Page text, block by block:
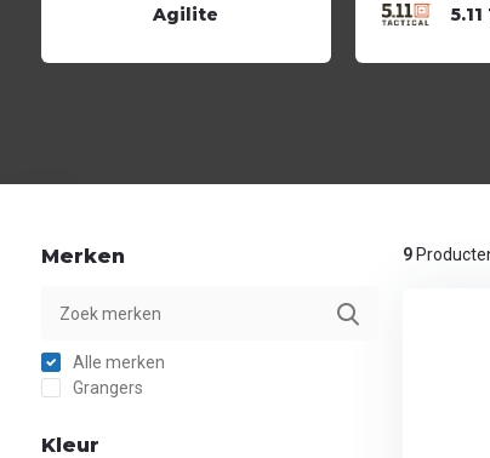
Agilite
Merken
Alle merken
Grangers
Kleur
9